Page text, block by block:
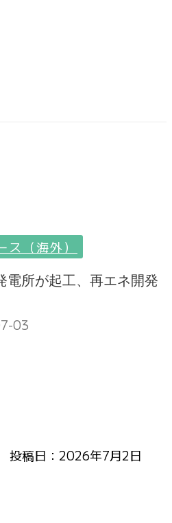
ス（海外）
電所が起工、再エネ開発
03
稿日： 2026年7月2日